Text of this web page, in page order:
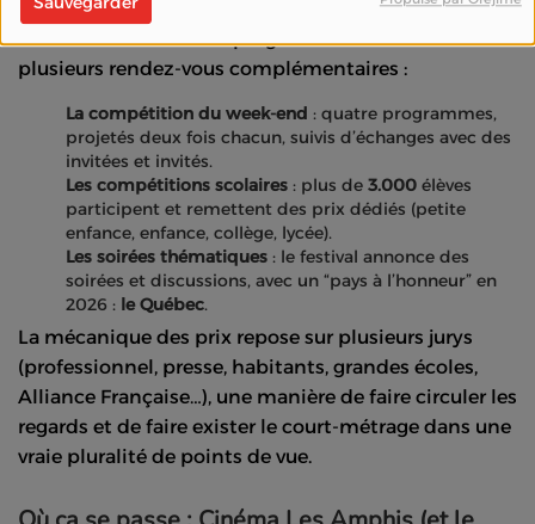
Le festival structure sa programmation autour de
plusieurs rendez-vous complémentaires :
La compétition du week-end : quatre programmes,
projetés deux fois chacun, suivis d’échanges avec des
invitées et invités.
Les compétitions scolaires : plus de 3.000 élèves
participent et remettent des prix dédiés (petite
enfance, enfance, collège, lycée).
Les soirées thématiques : le festival annonce des
soirées et discussions, avec un “pays à l’honneur” en
2026 : le Québec.
La mécanique des prix repose sur plusieurs jurys
(professionnel, presse, habitants, grandes écoles,
Alliance Française…), une manière de faire circuler les
regards et de faire exister le court-métrage dans une
vraie pluralité de points de vue.